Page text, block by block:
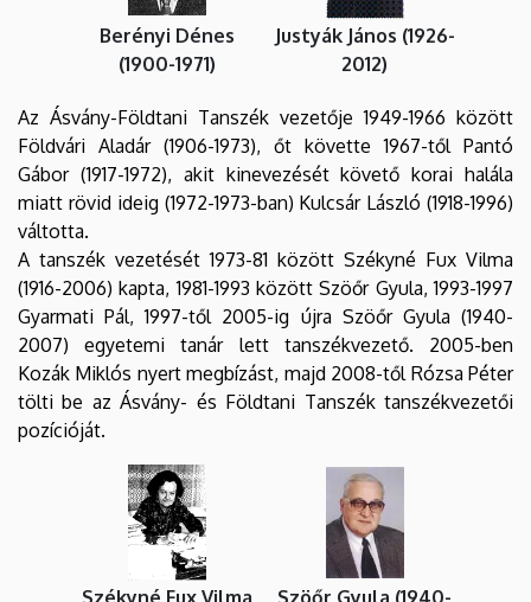
Berényi Dénes
(1900-1971)
Justyák János (1926-
2012)
Az Ásvány-Földtani Tanszék vezetője 1949-1966 között
Földvári Aladár (1906-1973), őt követte 1967-től Pantó
Gábor (1917-1972), akit kinevezését követő korai halála
miatt rövid ideig (1972-1973-ban) Kulcsár László (1918-1996)
váltotta.
A tanszék vezetését 1973-81 között Székyné Fux Vilma
(1916-2006) kapta, 1981-1993 között Szöőr Gyula, 1993-1997
Gyarmati Pál, 1997-től 2005-ig újra Szöőr Gyula (1940-
2007) egyetemi tanár lett tanszékvezető. 2005-ben
Kozák Miklós nyert megbízást, majd 2008-től Rózsa Péter
tölti be az Ásvány- és Földtani Tanszék tanszékvezetői
pozícióját.
Székyné Fux Vilma
Szöőr Gyula (1940-